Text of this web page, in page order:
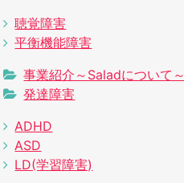
聴覚障害
平衡機能障害
事業紹介～Saladについて～
発達障害
ADHD
ASD
LD(学習障害)